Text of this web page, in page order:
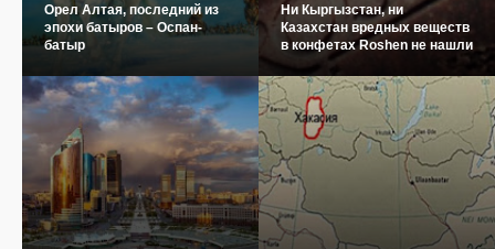
Орел Алтая, последний из
эпохи батыров – Оспан-
батыр
Ни Кыргызстан, ни
Казахстан вредных веществ
в конфетах Roshen не нашли